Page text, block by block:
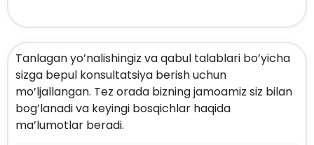
Tanlagan yo’nalishingiz va qabul talablari bo’yicha
sizga bepul konsultatsiya berish uchun
mo’ljallangan. Tez orada bizning jamoamiz siz bilan
bog’lanadi va keyingi bosqichlar haqida
ma’lumotlar beradi.